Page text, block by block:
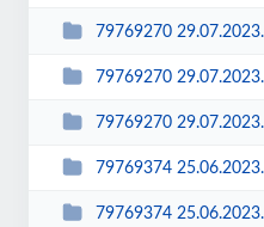
79769270 29.07.2023. Pentru a ajunge la dealul
79769270 29.07.2023. SANSA n-3 a fost un coleg de
79769270 29.07.2023. De la 11h02m până la 11h22m,
79769374 25.06.2023. De la 22:18 la 23:22, concert
79769374 25.06.2023. Pe la 17 - 19 grade Celsius.